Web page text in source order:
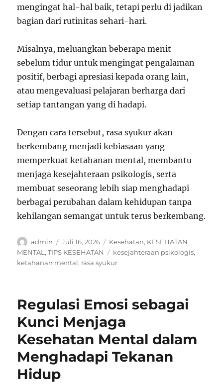
mengingat hal-hal baik, tetapi perlu di jadikan
bagian dari rutinitas sehari-hari.
Misalnya, meluangkan beberapa menit
sebelum tidur untuk mengingat pengalaman
positif, berbagi apresiasi kepada orang lain,
atau mengevaluasi pelajaran berharga dari
setiap tantangan yang di hadapi.
Dengan cara tersebut, rasa syukur akan
berkembang menjadi kebiasaan yang
memperkuat ketahanan mental, membantu
menjaga kesejahteraan psikologis, serta
membuat seseorang lebih siap menghadapi
berbagai perubahan dalam kehidupan tanpa
kehilangan semangat untuk terus berkembang.
Author
admin
Posted
on
Juli 16, 2026 Categories
Kesehatan, KESEHATAN
MENTAL ,TIPS KESEHATAN Tags
kesejahteraan psikologis,
ketahanan mental, rasa syukur
Regulasi Emosi sebagai
Kunci Menjaga
Kesehatan Mental dalam
Menghadapi Tekanan
Hidup